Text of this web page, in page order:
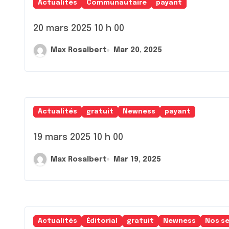
Actualités Communautaire payant
20 mars 2025 10 h 00
Max Rosalbert Mar 20, 2025
Actualités gratuit Newness payant
19 mars 2025 10 h 00
Max Rosalbert Mar 19, 2025
Actualités Éditorial gratuit Newness Nos